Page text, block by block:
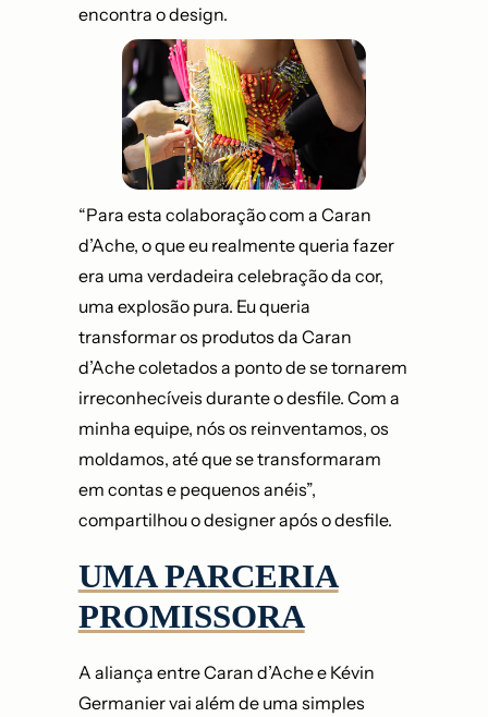
encontra o design.
“Para esta colaboração com a Caran
d’Ache, o que eu realmente queria fazer
era uma verdadeira celebração da cor,
uma explosão pura. Eu queria
transformar os produtos da Caran
d’Ache coletados a ponto de se tornarem
irreconhecíveis durante o desfile. Com a
minha equipe, nós os reinventamos, os
moldamos, até que se transformaram
em contas e pequenos anéis”,
compartilhou o designer após o desfile.
UMA PARCERIA
PROMISSORA
A aliança entre Caran d’Ache e Kévin
Germanier vai além de uma simples